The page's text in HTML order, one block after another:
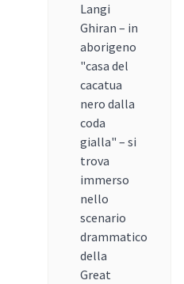
Langi
Ghiran – in
aborigeno
"casa del
cacatua
nero dalla
coda
gialla" – si
trova
immerso
nello
scenario
drammatico
della
Great